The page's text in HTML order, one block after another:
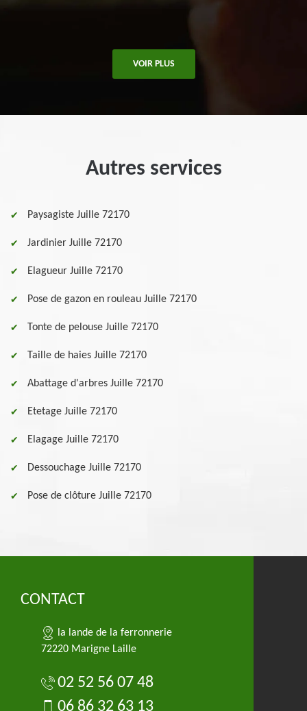
VOIR PLUS
Autres services
Paysagiste Juille 72170
Jardinier Juille 72170
Elagueur Juille 72170
Pose de gazon en rouleau Juille 72170
Tonte de pelouse Juille 72170
Taille de haies Juille 72170
Abattage d'arbres Juille 72170
Etetage Juille 72170
Elagage Juille 72170
Dessouchage Juille 72170
Pose de clôture Juille 72170
CONTACT
la lande de la ferronnerie
72220 Marigne Laille
02 52 56 07 48
06 86 32 63 13